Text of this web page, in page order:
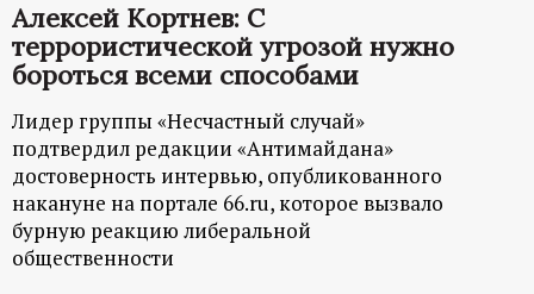
Алексей Кортнев: С
террористической угрозой нужно
бороться всеми способами
Лидер группы «Несчастный случай»
подтвердил редакции «Антимайдана»
достоверность интервью, опубликованного
накануне на портале 66.ru, которое вызвало
бурную реакцию либеральной
общественности